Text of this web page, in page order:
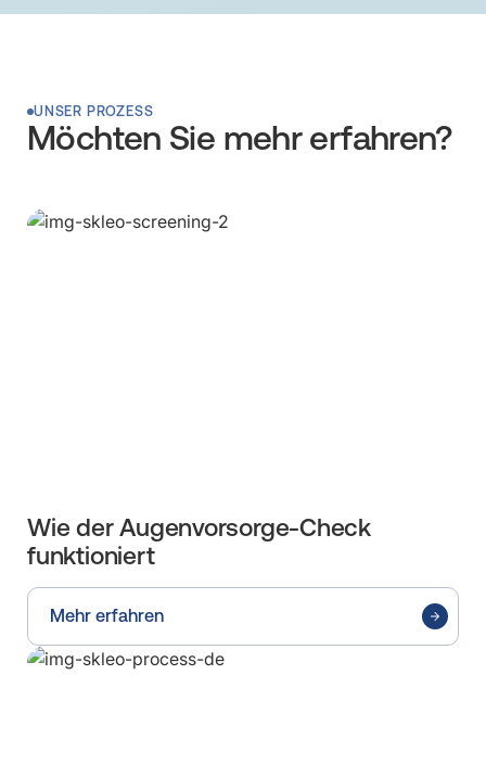
UNSER PROZESS
Möchten Sie mehr erfahren?
Wie der Augenvorsorge-Check
funktioniert
Mehr erfahren